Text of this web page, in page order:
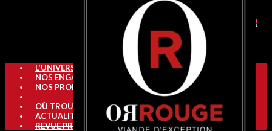
L'UNIVERS OR ROUGE
NOS ENGAGEMENTS
NOS PRODUITS
OÙ TROUVER OR ROUGE
ACTUALITÉS
REVUE PRESSE